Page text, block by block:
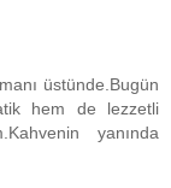
üstünde.Bugün
hem de lezzetli
yanında